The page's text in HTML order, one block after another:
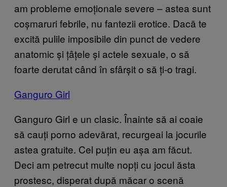
am probleme emoționale severe – astea sunt
coșmaruri febrile, nu fantezii erotice. Dacă te
excită pulile imposibile din punct de vedere
anatomic și țâțele și actele sexuale, o să
foarte derutat când în sfârșit o să ți-o tragi.
Ganguro Girl
Ganguro Girl e un clasic. Înainte să ai coaie
să cauți porno adevărat, recurgeai la jocurile
astea gratuite. Cel puțin eu așa am făcut.
Deci am petrecut multe nopți cu jocul ăsta
prostesc, disperat după măcar o scenă